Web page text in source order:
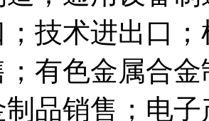
技术进出口
有色金属合
品销售；电